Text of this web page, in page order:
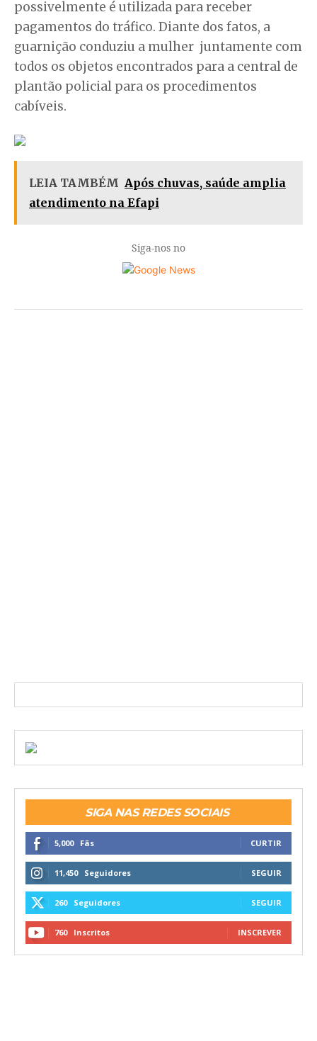
possivelmente é utilizada para receber
pagamentos do tráfico. Diante dos fatos, a
guarnição conduziu a mulher juntamente com
todos os objetos encontrados para a central de
plantão policial para os procedimentos
cabíveis.
LEIA TAMBÉM Após chuvas, saúde amplia
atendimento na Efapi
Siga-nos no
SIGA NAS REDES SOCIAIS
5,000 Fãs CURTIR
11,450 Seguidores SEGUIR
260 Seguidores SEGUIR
760 Inscritos INSCREVER